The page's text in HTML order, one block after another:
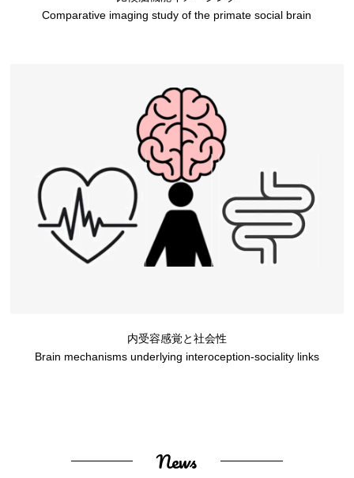
Comparative imaging study of the primate social brain
内受容感覚と社会性
Brain mechanisms underlying interoception-sociality links
News